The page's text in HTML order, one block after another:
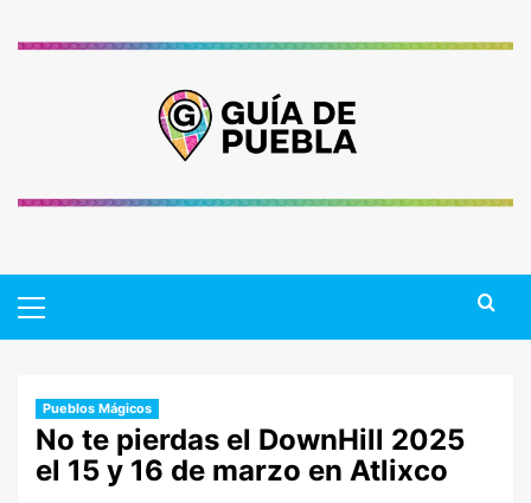
Menu
Pueblos Mágicos
No te pierdas el DownHill 2025
el 15 y 16 de marzo en Atlixco